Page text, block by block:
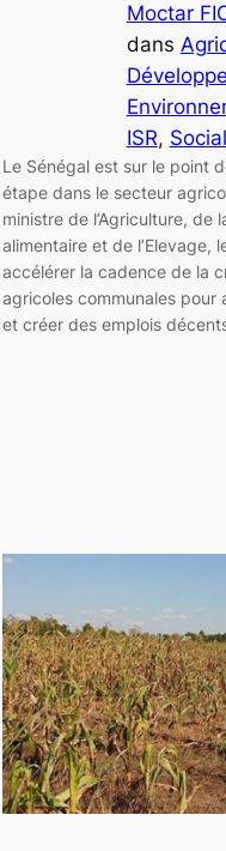
Moctar
dans
ISR, Social
Le Sénégal est sur le point
étape dans le secteur
ministre de l’Agriculture, de
alimentaire et de l’Elevage,
accélérer la cadence de la
agricoles communales pour
et créer des emplois